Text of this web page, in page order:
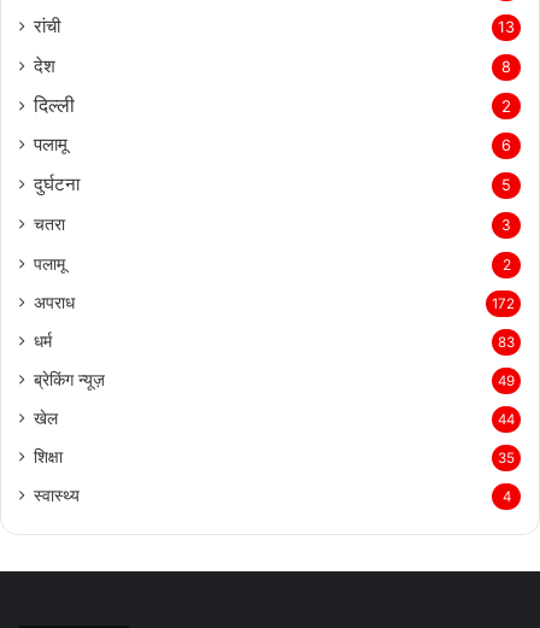
रांची 13
देश 8
दिल्‍ली 2
पलामू 6
दुर्घटना 5
चतरा 3
पलामू 2
अपराध 172
धर्म 83
ब्रेकिंग न्यूज़ 49
खेल 44
शिक्षा 35
स्वास्थ्य 4